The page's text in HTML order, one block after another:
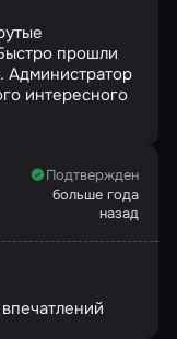
прошли
Администратор
интересного
Подтвержден
больше года
назад